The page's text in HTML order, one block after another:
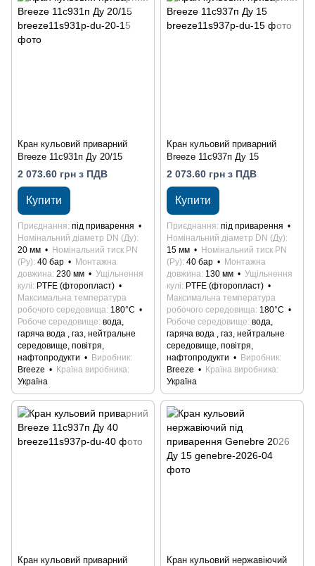
Кран кульовий приварний
Breeze 11с931п Ду 20/15
2 073.60 грн з ПДВ
Купити
Приєднання під приварення
Номінальний діаметр DN (Ду)
20 мм
Номінальний тиск PN
(Ру) 40 бар
Монтажна
довжина 230 мм
Ущільнення
кулі PTFE (фторопласт)
Максимальна температура
робочого середовища 180°С
Робоче середовище вода,
гаряча вода , газ, нейтральне
середовище, повітря,
нафтопродукти
Виробник
Breeze
Країна виробника
Україна
Кран кульовий приварний
Breeze 11с937п Ду 15
2 073.60 грн з ПДВ
Купити
Приєднання під приварення
Номінальний діаметр DN (Ду)
15 мм
Номінальний тиск PN
(Ру) 40 бар
Монтажна
довжина 130 мм
Ущільнення
кулі PTFE (фторопласт)
Максимальна температура
робочого середовища 180°С
Робоче середовище вода,
гаряча вода , газ, нейтральне
середовище, повітря,
нафтопродукти
Виробник
Breeze
Країна виробника
Україна
Кран кульовий приварний
Кран кульовий нержавіючий